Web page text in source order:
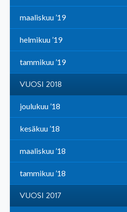
maaliskuu ’19
helmikuu ’19
tammikuu ’19
VUOSI 2018
joulukuu ’18
kesäkuu ’18
maaliskuu ’18
tammikuu ’18
VUOSI 2017